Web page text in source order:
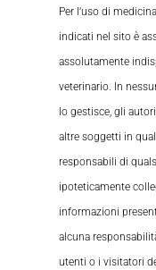
Per l’uso di
indicati nel sito è
assolutamente
veterinario. In
lo gestisce, gli
altre soggetti in
responsabili di
ipoteticamente
informazioni
alcuna
utenti o i visitatori